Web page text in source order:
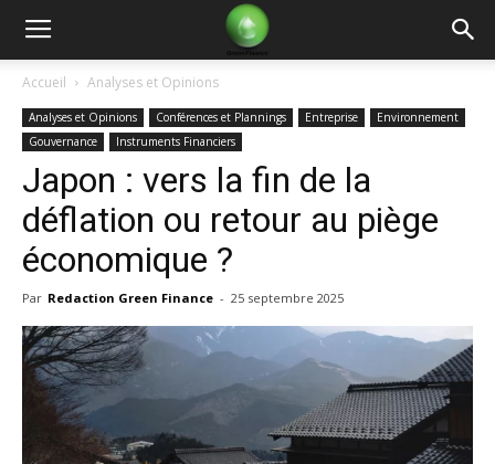
Green
Finance
Accueil Analyses et Opinions
Analyses et Opinions Conférences et Plannings Entreprise
Environnement
Gouvernance
Instruments Financiers
Japon : vers la fin de la
déflation ou retour au piège
économique ?
Par Redaction Green Finance - 25 septembre 2025